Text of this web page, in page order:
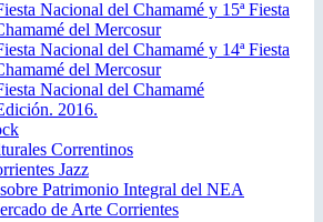
Nacional del Chamamé y 15ª Fiesta
del Mercosur
Nacional del Chamamé y 14ª Fiesta
del Mercosur
Nacional del Chamamé
2016.
Correntinos
Jazz
Patrimonio Integral del NEA
de Arte Corrientes